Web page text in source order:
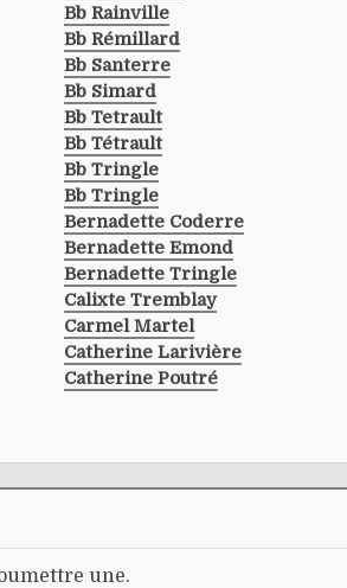
Bb Rainville
Bb Rémillard
Bb Santerre
Bb Simard
Bb Tetrault
Bb Tétrault
Bb Tringle
Bb Tringle
Bernadette Coderre
Bernadette Emond
Bernadette Tringle
Calixte Tremblay
Carmel Martel
Catherine Larivière
Catherine Poutré
une.